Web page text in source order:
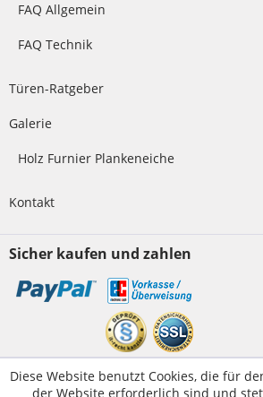
FAQ Allgemein
FAQ Technik
Türen-Ratgeber
Galerie
Holz Furnier Plankeneiche
Kontakt
Sicher kaufen und zahlen
Kundenservice
Diese Website benutzt Cookies, die für
der Website erforderlich sind und